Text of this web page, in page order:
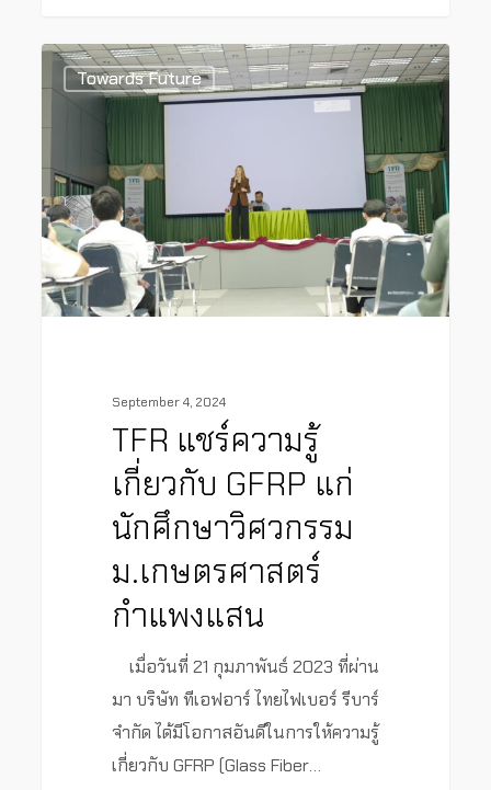
Towards Future
September 4, 2024
TFR แชร์ความรู้
เกี่ยวกับ GFRP แก่
นักศึกษาวิศวกรรม
ม.เกษตรศาสตร์
กำแพงแสน
เมื่อวันที่ 21 กุมภาพันธ์ 2023 ที่ผ่าน
มา บริษัท ทีเอฟอาร์ ไทยไฟเบอร์ รีบาร์
จำกัด ได้มีโอกาสอันดีในการให้ความรู้
เกี่ยวกับ GFRP (Glass Fiber…
0